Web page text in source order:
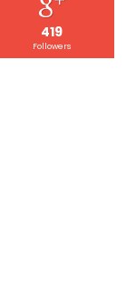
419
Followers